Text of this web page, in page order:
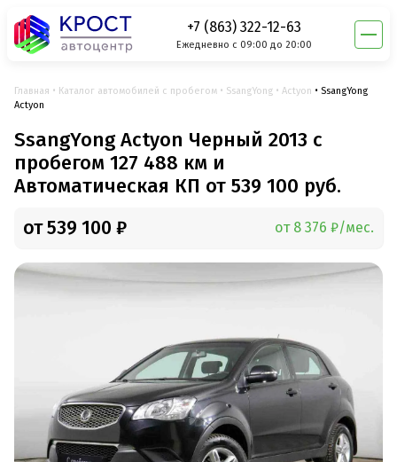
+7 (863) 322-12-63
Ежедневно с 09:00 до 20:00
Главная Каталог автомобилей с пробегом SsangYong Actyon
SsangYong
Actyon
SsangYong Actyon Черный 2013 с
пробегом 127 488 км и
Автоматическая КП от 539 100 руб.
от 539 100 ₽ от 8 376 ₽/мес.